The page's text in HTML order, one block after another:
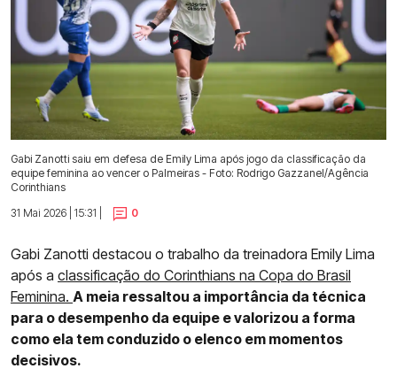
Gabi Zanotti saiu em defesa de Emily Lima após jogo da classificação da
equipe feminina ao vencer o Palmeiras - Foto: Rodrigo Gazzanel/Agência
Corinthians
31 Mai 2026 | 15:31 |
0
Gabi Zanotti destacou o trabalho da treinadora Emily Lima
após a classificação do Corinthians na Copa do Brasil
Feminina. A meia ressaltou a importância da técnica
para o desempenho da equipe e valorizou a forma
como ela tem conduzido o elenco em momentos
decisivos.